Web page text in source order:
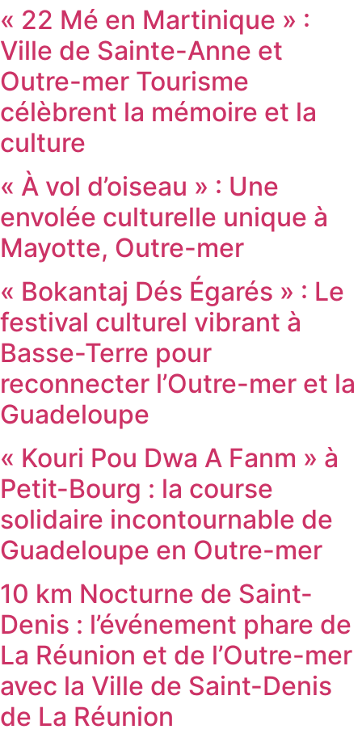
« 22 Mé en Martinique » :
Ville de Sainte-Anne et
Outre-mer Tourisme
célèbrent la mémoire et la
culture
« À vol d’oiseau » : Une
envolée culturelle unique à
Mayotte, Outre-mer
« Bokantaj Dés Égarés » : Le
festival culturel vibrant à
Basse-Terre pour
reconnecter l’Outre-mer et la
Guadeloupe
« Kouri Pou Dwa A Fanm » à
Petit-Bourg : la course
solidaire incontournable de
Guadeloupe en Outre-mer
10 km Nocturne de Saint-
Denis : l’événement phare de
La Réunion et de l’Outre-mer
avec la Ville de Saint-Denis
de La Réunion